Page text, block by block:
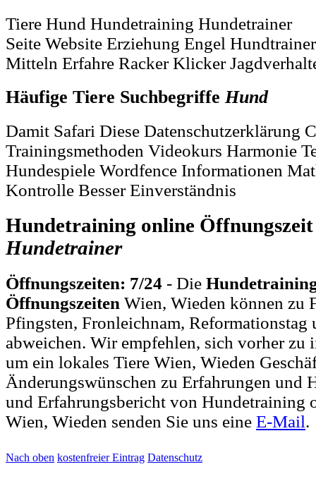
Tiere Hund Hundetraining Hundetrainer
Seite Website Erziehung Engel Hundtrainer
Mitteln Erfahre Racker Klicker
Häufige Tiere SuchbegriffeHund
Damit Safari Diese Datenschutzerklärung
Trainingsmethoden Videokurs Harmonie
Hundespiele Wordfence Informationen
Kontrolle Besser Einverständnis
Hundetraining online
Hundetrainer
Öffnungszeiten: 7/24 - Die
Öffnungszeiten Wien, Wieden können zu
Pfingsten, Fronleichnam,
abweichen. Wir empfehlen, sich vorher zu
um ein lokales Tiere Wien, Wieden
Änderungswünschen zu Erfahrungen und
und Erfahrungsbericht von Hundetraining
Wien, Wieden senden Sie uns eine E-Mail.
Nach oben kostenfreier Eintrag Datenschutz